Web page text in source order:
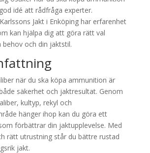
idé att rådfråga experter.
Jakt i Enköping har erfarenhet
kan hjälpa dig att göra rätt val
behov och din jaktstil.
när du ska köpa ammunition är
säkerhet och jaktresultat. Genom
kultyp, rekyl och
hänger ihop kan du göra ett
förbättrar din jaktupplevelse. Med
rätt utrustning står du bättre rustad
jakt.